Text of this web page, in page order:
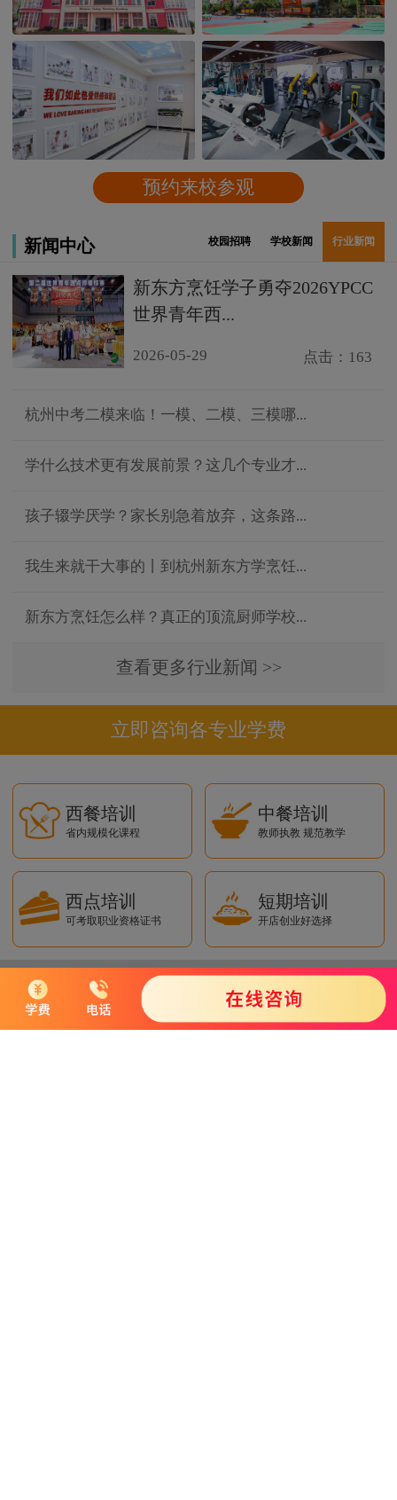
预约来校参观
新闻中心 行业新闻
学校新闻
校园招聘
新东方烹饪学子勇夺2026YPCC
世界青年西...
2026-05-29 点击：163
杭州中考二模来临！一模、二模、三模哪...
学什么技术更有发展前景？这几个专业才...
孩子辍学厌学？家长别急着放弃，这条路...
我生来就干大事的丨到杭州新东方学烹饪...
新东方烹饪怎么样？真正的顶流厨师学校...
查看更多行业新闻 >>
立即咨询各专业学费
西餐培训
省内规模化课程
中餐培训
教师执教 规范教学
西点培训
可考取职业资格证书
短期培训
开店创业好选择
短信获取学费